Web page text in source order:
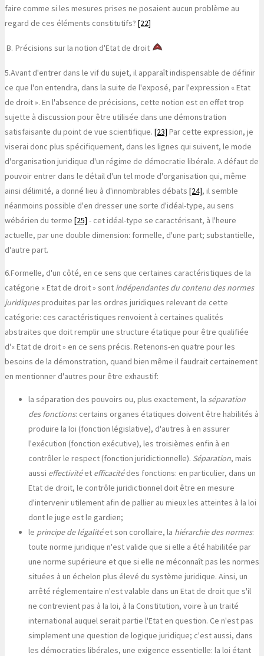
faire comme si les mesures prises ne posaient aucun problème au
regard de ces éléments constitutifs? [22]
B. Précisions sur la notion d'Etat de droit
5.Avant d'entrer dans le vif du sujet, il apparaît indispensable de définir
ce que l'on entendra, dans la suite de l'exposé, par l'expression « Etat
de droit ». En l'absence de précisions, cette notion est en effet trop
sujette à discussion pour être utilisée dans une démonstration
satisfaisante du point de vue scientifique. [23] Par cette expression, je
viserai donc plus spécifiquement, dans les lignes qui suivent, le mode
d'organisation juridique d'un régime de démocratie libérale. A défaut de
pouvoir entrer dans le détail d'un tel mode d'organisation qui, même
ainsi délimité, a donné lieu à d'innombrables débats [24], il semble
néanmoins possible d'en dresser une sorte d'idéal-type, au sens
wébérien du terme [25] - cet idéal-type se caractérisant, à l'heure
actuelle, par une double dimension: formelle, d'une part; substantielle,
d'autre part.
6.Formelle, d'un côté, en ce sens que certaines caractéristiques de la
catégorie « Etat de droit » sont indépendantes du contenu des normes
juridiquesproduites par les ordres juridiques relevant de cette
catégorie: ces caractéristiques renvoient à certaines qualités
abstraites que doit remplir une structure étatique pour être qualifiée
d'« Etat de droit » en ce sens précis. Retenons-en quatre pour les
besoins de la démonstration, quand bien même il faudrait certainement
en mentionner d'autres pour être exhaustif:
la séparation des pouvoirs ou, plus exactement, la séparation
des fonctions: certains organes étatiques doivent être habilités à
produire la loi (fonction législative), d'autres à en assurer
l'exécution (fonction exécutive), les troisièmes enfin à en
contrôler le respect (fonction juridictionnelle). Séparation, mais
aussi effectivitéet efficacitédes fonctions: en particulier, dans un
Etat de droit, le contrôle juridictionnel doit être en mesure
d'intervenir utilement afin de pallier au mieux les atteintes à la loi
dont le juge est le gardien;
le principe de légalitéet son corollaire, la hiérarchie des normes:
toute norme juridique n'est valide que si elle a été habilitée par
une norme supérieure et que si elle ne méconnaît pas les normes
situées à un échelon plus élevé du système juridique. Ainsi, un
arrêté réglementaire n'est valable dans un Etat de droit que s'il
ne contrevient pas à la loi, à la Constitution, voire à un traité
international auquel serait partie l'Etat en question. Ce n'est pas
simplement une question de logique juridique; c'est aussi, dans
les démocraties libérales, une exigence essentielle: la loi étant